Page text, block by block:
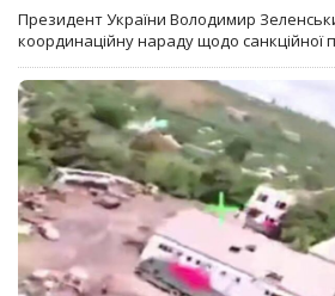
Президент України Володимир
координаційну нараду щодо санкційної